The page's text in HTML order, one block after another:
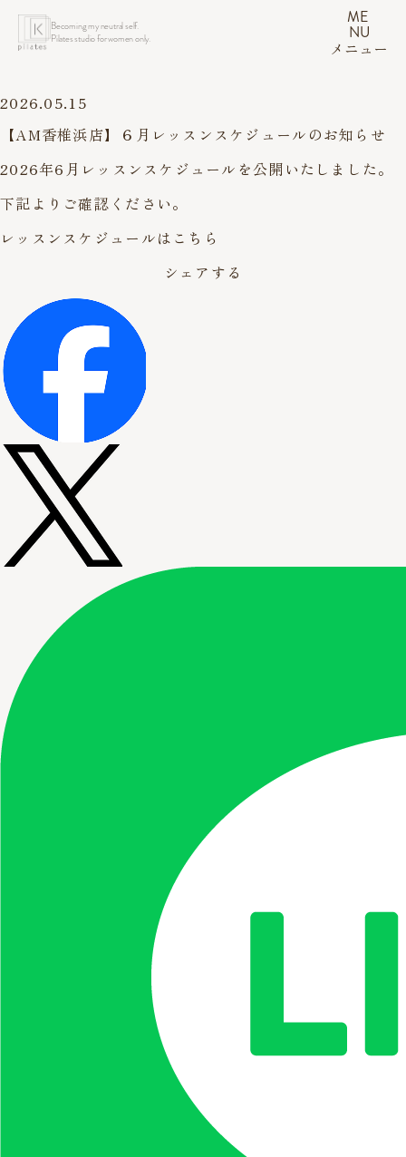
Becoming my neutral self.
Pilates studio for women only.
ME
NU
メニュー
2026.05.15
【AM香椎浜店】６月レッスンスケジュールのお知らせ
2026年6月レッスンスケジュールを公開いたしました。
下記よりご確認ください。
レッスンスケジュールはこちら
シェアする